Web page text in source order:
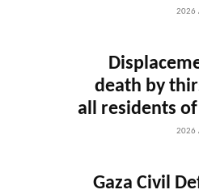
death by
all residents of
Gaza Civil